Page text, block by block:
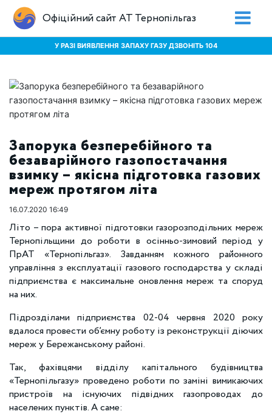
Офіційний сайт АТ Тернопільгаз
У РАЗІ ВИЯВЛЕННЯ ЗАПАХУ ГАЗУ ДЗВОНІТЬ 104
Запорука безперебійного та
безаварійного газопостачання
взимку – якісна підготовка газових
мереж протягом літа
16.07.2020 16:49
Літо – пора активної підготовки газорозподільних мереж
Тернопільщини до роботи в осінньо-зимовий період у
ПрАТ «Тернопільгаз». Завданням кожного районного
управління з експлуатації газового господарства у складі
підприємства є максимальне оновлення мереж та споруд
на них.
Підрозділами підприємства 02-04 червня 2020 року
вдалося провести об’ємну роботу із реконструкції діючих
мереж у Бережанському районі.
Так, фахівцями відділу капітального будівництва
«Тернопільгазу» проведено роботи по заміні вимикаючих
пристроїв на існуючих підвідних газопроводах до
населених пунктів. А саме: